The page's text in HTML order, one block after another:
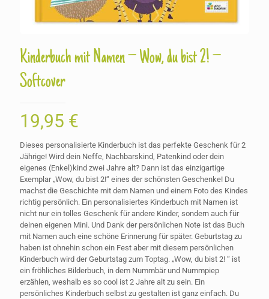
Kinderbuch mit Namen – Wow, du bist 2! –
Softcover
19,95 €
Dieses personalisierte Kinderbuch ist das perfekte Geschenk für 2
Jährige! Wird dein Neffe, Nachbarskind, Patenkind oder dein
eigenes (Enkel)kind zwei Jahre alt? Dann ist das einzigartige
Exemplar „Wow, du bist 2!“ eines der schönsten Geschenke! Du
machst die Geschichte mit dem Namen und einem Foto des Kindes
richtig persönlich. Ein personalisiertes Kinderbuch mit Namen ist
nicht nur ein tolles Geschenk für andere Kinder, sondern auch für
deinen eigenen Mini. Und Dank der persönlichen Note ist das Buch
mit Namen auch eine schöne Erinnerung für später. Geburtstag zu
haben ist ohnehin schon ein Fest aber mit diesem persönlichen
Kinderbuch wird der Geburtstag zum Toptag. „Wow, du bist 2! “ ist
ein fröhliches Bilderbuch, in dem Nummbär und Nummpiep
erzählen, weshalb es so cool ist 2 Jahre alt zu sein. Ein
persönliches Kinderbuch selbst zu gestalten ist ganz einfach. Du